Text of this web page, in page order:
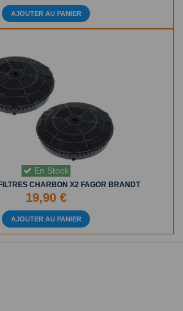
AJOUTER AU PANIER
En Stock
CHARBON X2 FAGOR BRANDT
19,90 €
AJOUTER AU PANIER